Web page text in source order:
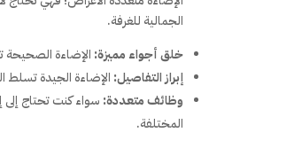
الجمالية للغرفة.
خلق أجواء مميزة: الإضاءة الصحيحة
إبراز التفاصيل: الإضاءة الجيدة تسلط
وظائف متعددة: سواء كنت تحتاج إلى
المختلفة.